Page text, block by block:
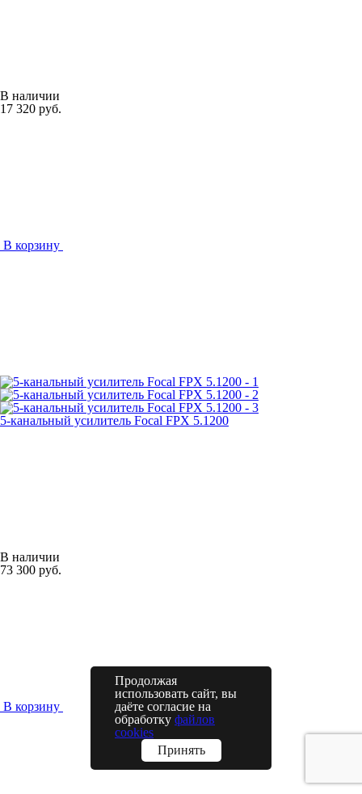
В наличии
17 320 руб.
В корзину
5-канальный усилитель Focal FPX 5.1200
В наличии
73 300 руб.
В корзину
Продолжая
использовать сайт, вы
даёте согласие на
обработку файлов
cookies
Принять